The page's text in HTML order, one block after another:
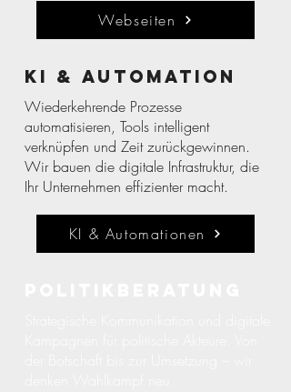
Webseiten
KI & Automation
Wiederkehrende Prozesse
automatisieren, Tools intelligent
verknüpfen und Zeit zurückgewinnen.
Wir bauen die digitale Infrastruktur, die
Ihr Unternehmen effizienter macht.
KI & Automationen